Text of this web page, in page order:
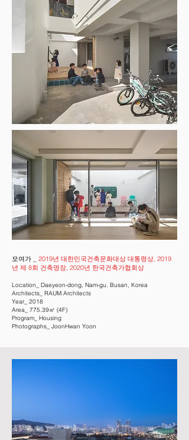
모여가 _ 2019년 대한민국건축문화대상 대통령상, 2019
년 제 8회 건축명장, 2020년 한국건축가협회상
Location_ Daeyeon-dong, Nam-gu, Busan, Korea
Architects_ RAUM Architects
Year_ 2018
Area_ 775.39㎡ (4F)
Program_ Housing
Photographs_ JoonHwan Yoon